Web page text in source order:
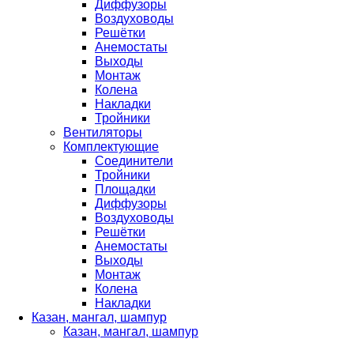
Диффузоры
Воздуховоды
Решётки
Анемостаты
Выходы
Монтаж
Колена
Накладки
Тройники
Вентиляторы
Комплектующие
Соединители
Тройники
Площадки
Диффузоры
Воздуховоды
Решётки
Анемостаты
Выходы
Монтаж
Колена
Накладки
Казан, мангал, шампур
Казан, мангал, шампур